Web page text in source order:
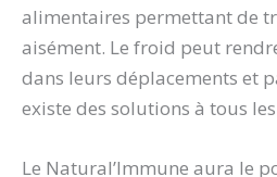
alimentaires permettant de
aisément. Le froid peut
dans leurs déplacements et
existe des solutions à tous
Le Natural’Immune aura le